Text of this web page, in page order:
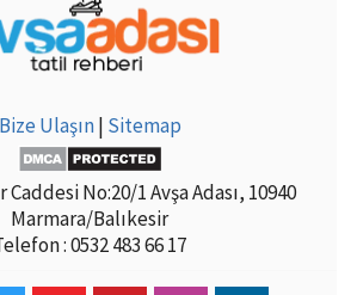
Bize Ulaşın| Sitemap
No:20/1 Avşa Adası, 10940
Marmara/Balıkesir
: 0532 483 66 17